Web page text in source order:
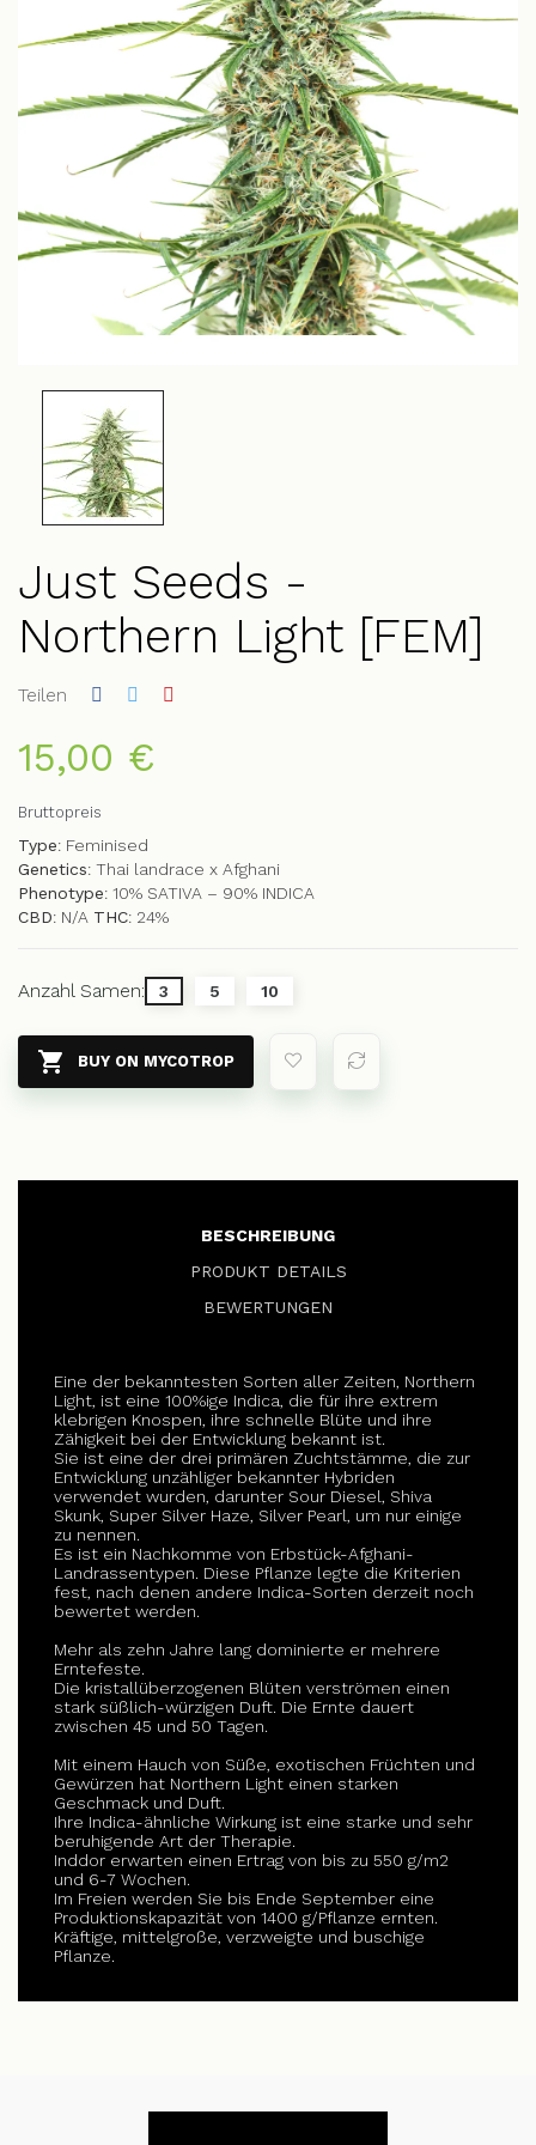
Just Seeds -
Northern Light [FEM]
Teilen
15,00 €
Bruttopreis
Type: Feminised
Genetics: Thai landrace x Afghani
Phenotype: 10% SATIVA – 90% INDICA
CBD: N/A THC: 24%
Anzahl Samen: 3 5 10
 BUY ON MYCOTROP
BESCHREIBUNG
PRODUKT DETAILS
BEWERTUNGEN
Eine der bekanntesten Sorten aller Zeiten, Northern
Light, ist eine 100%ige Indica, die für ihre extrem
klebrigen Knospen, ihre schnelle Blüte und ihre
Zähigkeit bei der Entwicklung bekannt ist.
Sie ist eine der drei primären Zuchtstämme, die zur
Entwicklung unzähliger bekannter Hybriden
verwendet wurden, darunter Sour Diesel, Shiva
Skunk, Super Silver Haze, Silver Pearl, um nur einige
zu nennen.
Es ist ein Nachkomme von Erbstück-Afghani-
Landrassentypen. Diese Pflanze legte die Kriterien
fest, nach denen andere Indica-Sorten derzeit noch
bewertet werden.
Mehr als zehn Jahre lang dominierte er mehrere
Erntefeste.
Die kristallüberzogenen Blüten verströmen einen
stark süßlich-würzigen Duft. Die Ernte dauert
zwischen 45 und 50 Tagen.
Mit einem Hauch von Süße, exotischen Früchten und
Gewürzen hat Northern Light einen starken
Geschmack und Duft.
Ihre Indica-ähnliche Wirkung ist eine starke und sehr
beruhigende Art der Therapie.
Inddor erwarten einen Ertrag von bis zu 550 g/m2
und 6-7 Wochen.
Im Freien werden Sie bis Ende September eine
Produktionskapazität von 1400 g/Pflanze ernten.
Kräftige, mittelgroße, verzweigte und buschige
Pflanze.